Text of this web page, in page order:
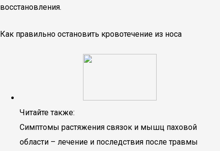
восстановления.
Как правильно остановить кровотечение из носа
Читайте также:
Симптомы растяжения связок и мышц паховой
области – лечение и последствия после травмы